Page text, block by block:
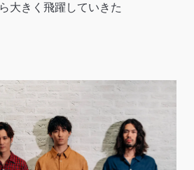
大きく飛躍していきた